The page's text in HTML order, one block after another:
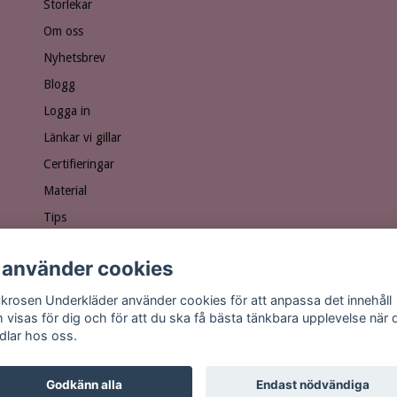
Storlekar
Om oss
Nyhetsbrev
Blogg
Logga in
Länkar vi gillar
Certifieringar
Material
Tips
Personuppgiftspolicy
Vanliga frågor
cookies
Underkläder använder cookies för att anpassa det innehåll
visas för dig och för att du ska få bästa tänkbara upplevelse när
hos oss.
Godkänn alla Endast nödvändiga